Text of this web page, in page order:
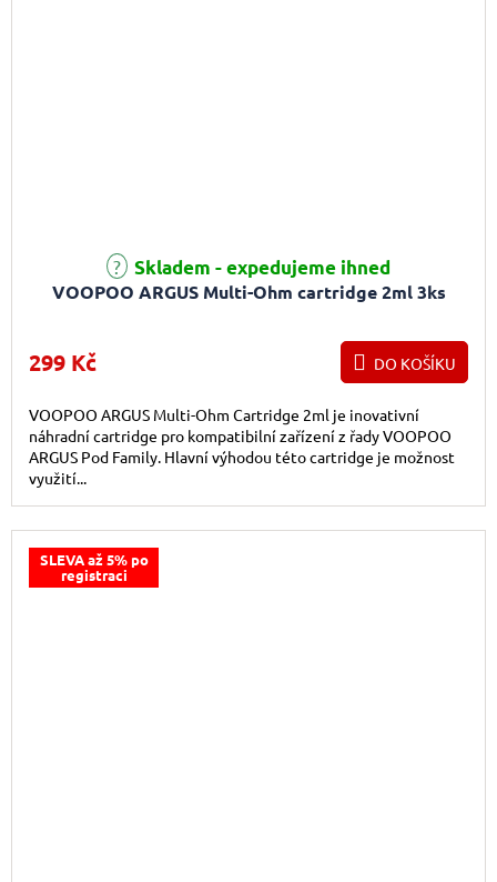
VOOPOO ARGUS Multi-Ohm cartridge 2ml 3ks
Skladem - expedujeme ihned
299 Kč DO KOŠÍKU
VOOPOO ARGUS Multi-Ohm Cartridge 2ml je inovativní
náhradní cartridge pro kompatibilní zařízení z řady VOOPOO
ARGUS Pod Family. Hlavní výhodou této cartridge je možnost
využití...
SLEVA až 5% po
registraci